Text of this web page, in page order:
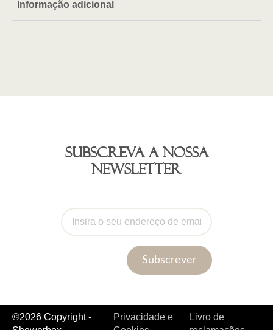
Informação adicional
Subscreva a nossa
newsletter
Subscrever
©2026 Copyright -
Privacidade e
Livro de